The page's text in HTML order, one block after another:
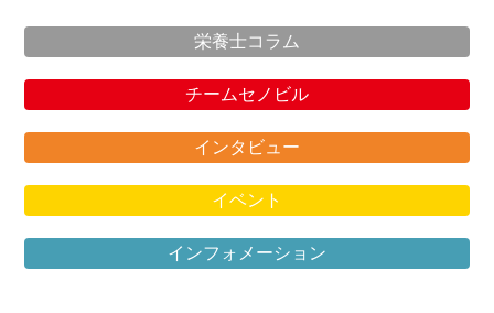
栄養士コラム
チームセノビル
インタビュー
イベント
インフォメーション